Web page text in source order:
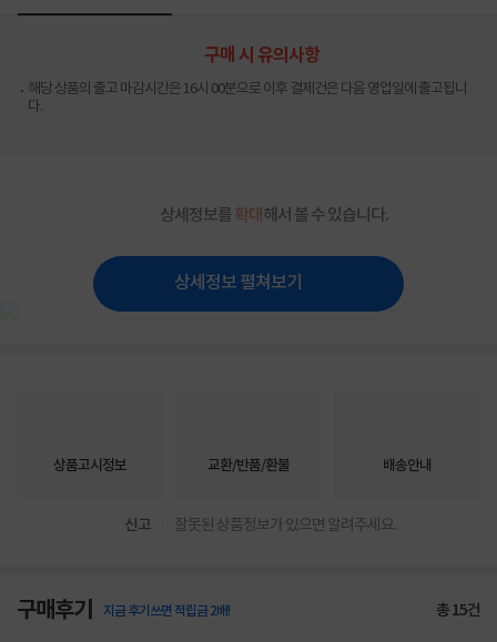
구매 시 유의사항
해당 상품의 출고 마감시간은 16시 00분으로 이후 결제건은 다음 영업일에 출고됩니
다.
상세정보를확대 해서 볼 수 있습니다.
상세정보 펼쳐보기
상품고시정보 교환/반품/환불 배송안내
신고 잘못된 상품정보가 있으면 알려주세요.
구매후기 지금 후기쓰면 적립금 2배! 총15건